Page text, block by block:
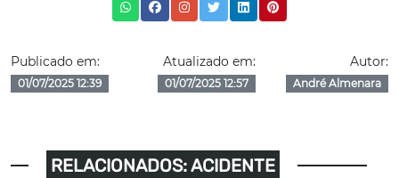
Publicado em:
01/07/2025 12:39
Atualizado em:
01/07/2025 12:57
Autor:
André Almenara
RELACIONADOS: ACIDENTE